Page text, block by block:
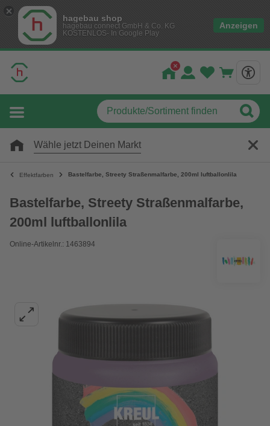
hagebau shop
hagebau connect GmbH & Co. KG
KOSTENLOS- In Google Play
Anzeigen
Wähle jetzt Deinen Markt
Effektfarben Bastelfarbe, Streety Straßenmalfarbe, 200ml luftballonlila
Bastelfarbe, Streety Straßenmalfarbe,
200ml luftballonlila
Online-Artikelnr.: 1463894